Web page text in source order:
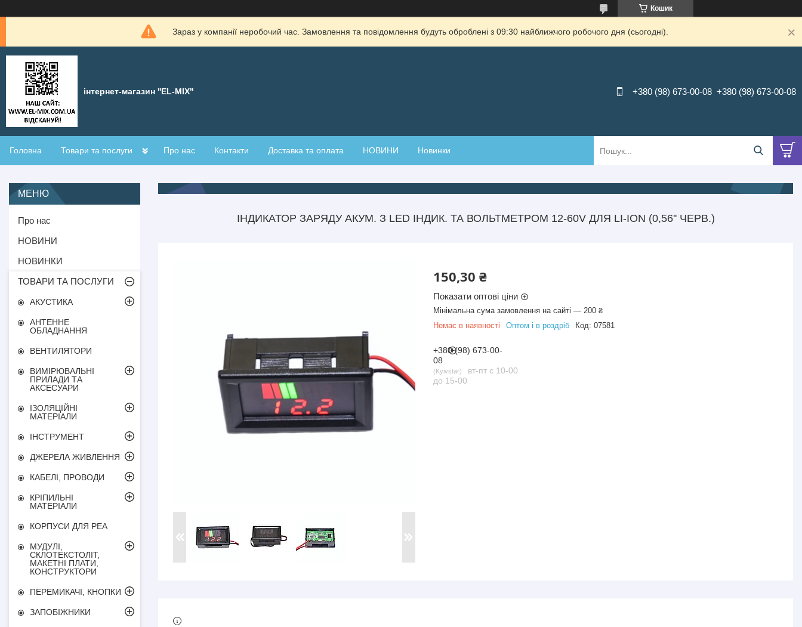
Кошик
Зараз у компанії неробочий час. Замовлення та повідомлення будуть оброблені з 09:30 найближчого робочого дня (сьогодні).
інтернет-магазин ''EL-MIX" +380 (98) 673-00-08 +380 (98) 673-00-08
Головна Товари та послуги Про нас Контакти Доставка та оплата НОВИНИ Новинки
ІНДИКАТОР ЗАРЯДУ АКУМ. З LED ІНДИК. ТА ВОЛЬТМЕТРОМ 12-60V ДЛЯ LI-ION (0,56'' ЧЕРВ.)
150,30 ₴
Показати оптові ціни
Мінімальна сума замовлення на сайті — 200 ₴
Немає в наявності
Оптом і в роздріб Код: 07581
+380 (98) 673-00-
08
Kyivstar
вт-пт с 10-00
до 15-00
Про нас
НОВИНИ
НОВИНКИ
ТОВАРИ ТА ПОСЛУГИ
АКУСТИКА
АНТЕННЕ
ОБЛАДНАННЯ
ВЕНТИЛЯТОРИ
ВИМІРЮВАЛЬНІ
ПРИЛАДИ ТА
АКСЕСУАРИ
ІЗОЛЯЦІЙНІ
МАТЕРІАЛИ
ІНСТРУМЕНТ
ДЖЕРЕЛА ЖИВЛЕННЯ
КАБЕЛІ, ПРОВОДИ
КРІПИЛЬНІ
МАТЕРІАЛИ
КОРПУСИ ДЛЯ РЕА
МУДУЛІ,
СКЛОТЕКСТОЛІТ,
МАКЕТНІ ПЛАТИ,
КОНСТРУКТОРИ
ПЕРЕМИКАЧІ, КНОПКИ
ЗАПОБІЖНИКИ